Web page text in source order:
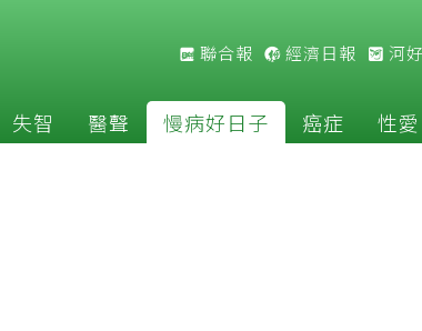
聯合報 經濟日報 河
失智 醫聲 慢病好日子 癌症 性愛